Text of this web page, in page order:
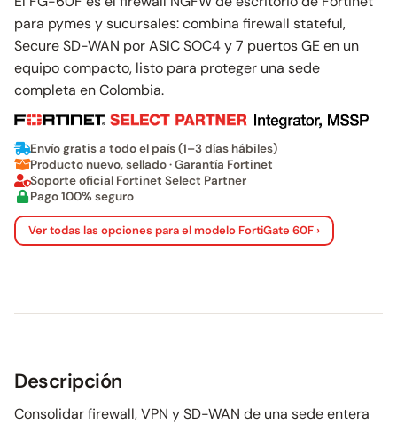
para pymes y sucursales: combina firewall stateful,
Secure SD-WAN por ASIC SOC4 y 7 puertos GE en un
equipo compacto, listo para proteger una sede
completa en Colombia.
Envío gratis a todo el país (1–3 días hábiles)
Producto nuevo, sellado · Garantía Fortinet
Soporte oficial Fortinet Select Partner
Pago 100% seguro
Ver todas las opciones para el modelo FortiGate 60F ›
Descripción
Consolidar firewall, VPN y SD-WAN de una sede entera